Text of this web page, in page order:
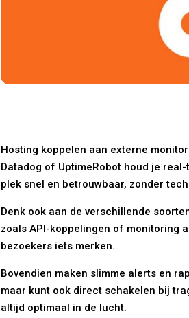
Hosting koppelen aan externe
Datadog of UptimeRobot houd je
plek snel en betrouwbaar, zonder
Denk ook aan de verschillende
zoals API-koppelingen of monitoring
bezoekers iets merken.
Bovendien maken slimme alerts en
maar kunt ook direct schakelen bij
altijd optimaal in de lucht.